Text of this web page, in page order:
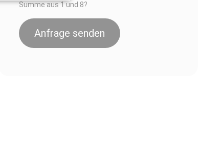
Summe aus 1 und 8?
Anfrage senden